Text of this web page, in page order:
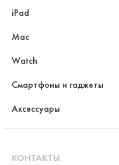
iPad
Mac
Watch
Смартфоны и гаджеты
Аксессуары
КОНТАКТЫ